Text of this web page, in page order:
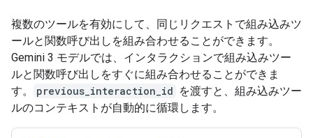
複数のツールを有効にして、同じリクエストで組み込みツ
ールと関数呼び出しを組み合わせることができます。
Gemini 3 モデルでは、インタラクションで組み込みツー
ルと関数呼び出しをすぐに組み合わせることができま
す。
previous_interaction_id を渡すと、組み込みツー
ルのコンテキストが自動的に循環します。